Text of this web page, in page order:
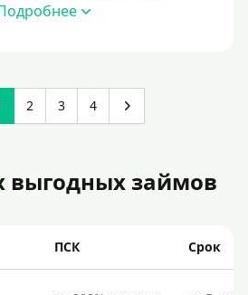
2 3 4
выгодных займов
ПСК Срок